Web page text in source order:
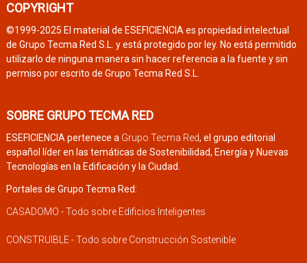
COPYRIGHT
©1999-2025 El material de ESEFICIENCIA es propiedad intelectual
de Grupo Tecma Red S.L. y está protegido por ley. No está permitido
utilizarlo de ninguna manera sin hacer referencia a la fuente y sin
permiso por escrito de Grupo Tecma Red S.L.
SOBRE GRUPO TECMA RED
ESEFICIENCIA pertenece a Grupo Tecma Red, el grupo editorial
español líder en las temáticas de Sostenibilidad, Energía y Nuevas
Tecnologías en la Edificación y la Ciudad.
Portales de Grupo Tecma Red:
CASADOMO - Todo sobre Edificios Inteligentes
CONSTRUIBLE - Todo sobre Construcción Sostenible